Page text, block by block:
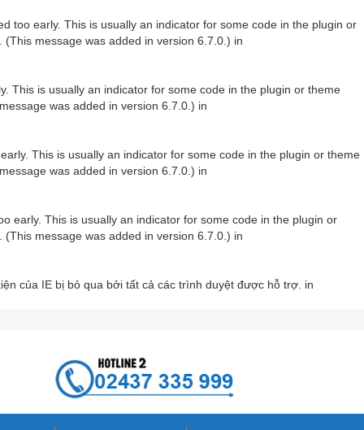
too early. This is usually an indicator for some code in the plugin or
(This message was added in version 6.7.0.) in
This is usually an indicator for some code in the plugin or theme
was added in version 6.7.0.) in
This is usually an indicator for some code in the plugin or theme
was added in version 6.7.0.) in
early. This is usually an indicator for some code in the plugin or
(This message was added in version 6.7.0.) in
của IE bị bỏ qua bởi tất cả các trình duyệt được hỗ trợ. in